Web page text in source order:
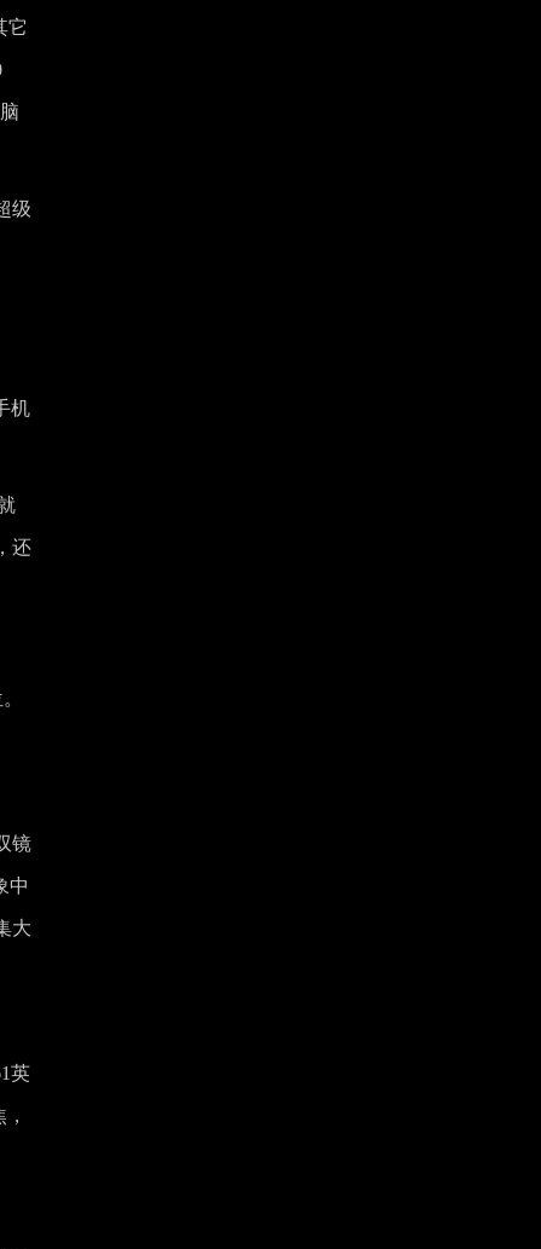
它
级
机
还
镜
中
大
英